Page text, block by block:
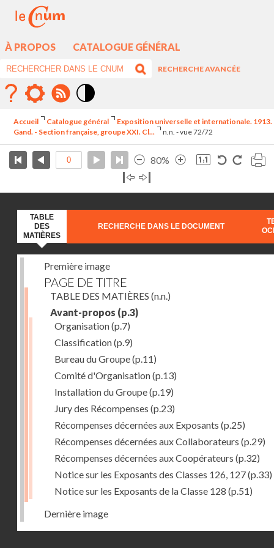
À PROPOS CATALOGUE GÉNÉRAL
RECHERCHE AVANCÉE
élévé
Accueil Catalogue général
Exposition universelle et internationale. 1913.
Gand. - Section française, groupe XXI. Cl...
n.n. - vue 72/72
80%
TABLE
DES
MATIÈRES
RECHERCHE DANS LE DOCUMENT
Première image
PAGE DE TITRE
TABLE DES MATIÈRES (n.n.)
Avant-propos (p.3)
Organisation(p.7)
Classification(p.9)
Bureau du Groupe(p.11)
Comité d'Organisation(p.13)
Installation du Groupe(p.19)
Jury des Récompenses (p.23)
Récompenses décernées aux Exposants (p.25)
Récompenses décernées aux Collaborateurs (p.29)
Récompenses décernées aux Coopérateurs (p.32)
Notice sur les Exposants des Classes 126, 127(p.33)
Notice sur les Exposants de la Classe 128 (p.51)
Dernière image